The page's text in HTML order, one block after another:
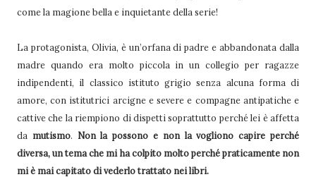
come la magione bella e inquietante della serie!
La protagonista, Olivia, è un’orfana di padre e abbandonata dalla
madre quando era molto piccola in un collegio per ragazze
indipendenti, il classico istituto grigio senza alcuna forma di
amore, con istitutrici arcigne e severe e compagne antipatiche e
cattive che la riempiono di dispetti soprattutto perché lei è affetta
da mutismo. Non la possono e non la vogliono capire perché
diversa, un tema che mi ha colpito molto perché praticamente non
mi è mai capitato di vederlo trattato nei libri.